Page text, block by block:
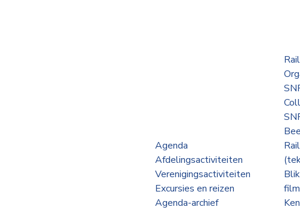
Agenda
Afdelingsactiviteiten
Verenigingsactiviteiten
Excursies en reizen
Agenda-archief